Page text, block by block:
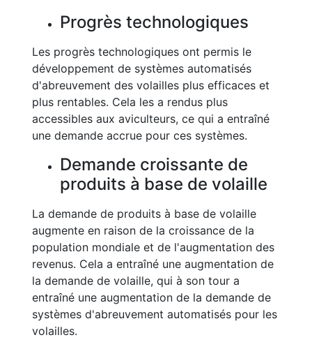
Progrès technologiques
Les progrès technologiques ont permis le
développement de systèmes automatisés
d'abreuvement des volailles plus efficaces et
plus rentables. Cela les a rendus plus
accessibles aux aviculteurs, ce qui a entraîné
une demande accrue pour ces systèmes.
Demande croissante de
produits à base de volaille
La demande de produits à base de volaille
augmente en raison de la croissance de la
population mondiale et de l'augmentation des
revenus. Cela a entraîné une augmentation de
la demande de volaille, qui à son tour a
entraîné une augmentation de la demande de
systèmes d'abreuvement automatisés pour les
volailles.